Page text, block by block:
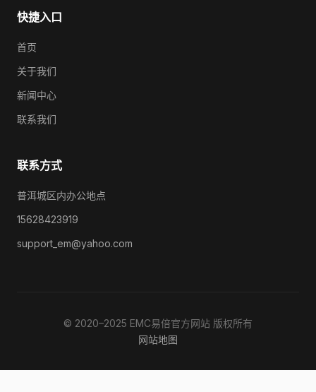
快捷入口
首页
关于我们
新闻中心
联系我们
联系方式
普洱城区内办公地点
15628423919
support_em@yahoo.com
© 2020–2025 EMC易倍官方网站 版权所有
网站地图